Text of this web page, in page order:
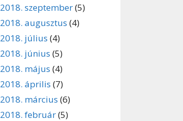
2018. szeptember(5)
2018. augusztus (4)
2018. július (4)
2018. június (5)
2018. május (4)
2018. április (7)
2018. március (6)
2018. február(5)